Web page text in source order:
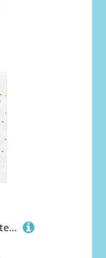
PartyDeco Dreilagige Servietten Weiß mit Golden Dot Print- Dekorative Servietten für Geburtstag Taufe Kommunion- Taschentücher mit bedruckten Tischauflagen Dekorative Papierhandtücher